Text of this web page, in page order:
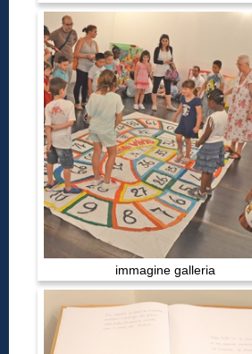
immagine galleria